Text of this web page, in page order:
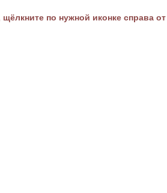
по нужной иконке справа